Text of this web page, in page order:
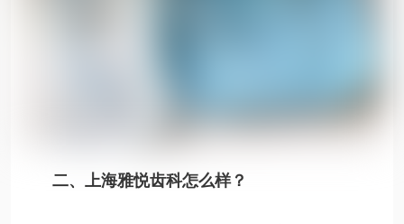
二、上海雅悦齿科怎么样？